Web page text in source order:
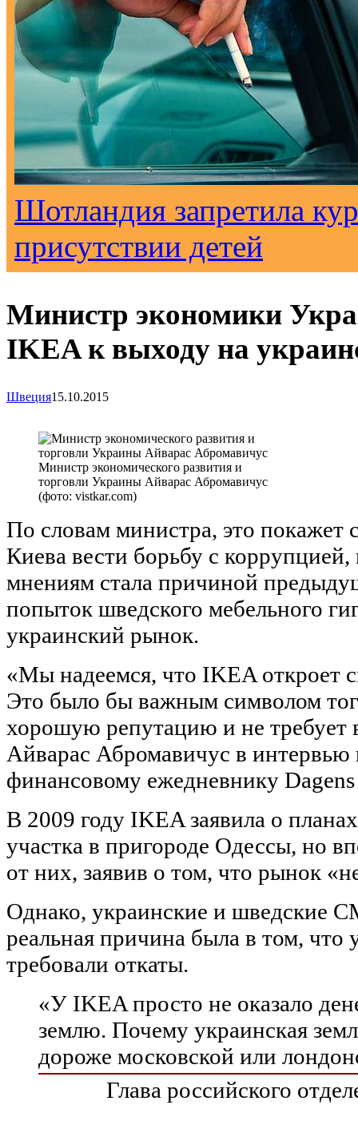
Шотландия запретила
присутствии детей
Министр экономики
IKEA к выходу на
Швеция15.10.2015
Министр экономического развития и
торговли Украины Айварас Абромавичус
(фото: vistkar.com)
По словам министра, это покажет
Киева вести борьбу с
мнениям стала причиной
попыток шведского мебельного
украинский рынок.
«Мы надеемся, что IKEA откроет
Это было бы важным символом
хорошую репутацию и не требует
Айварас Абромавичус в интервью
финансовому ежедневнику
В 2009 году IKEA заявила о
участка в пригороде Одессы, но
от них, заявив о том, что рынок
Однако, украинские и шведские
реальная причина была в том, что
требовали откаты.
«У IKEA просто не оказало
землю. Почему украинская
дороже московской или
Глава российского